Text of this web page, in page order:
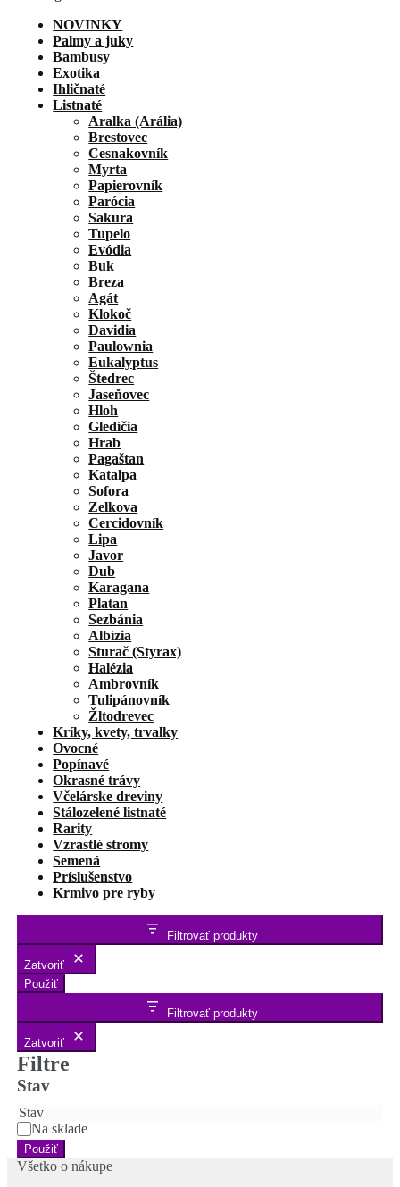
NOVINKY
Palmy a juky
Bambusy
Exotika
Ihličnaté
Listnaté
Aralka (Arália)
Brestovec
Cesnakovník
Myrta
Papierovník
Parócia
Sakura
Tupelo
Evódia
Buk
Breza
Agát
Klokoč
Davidia
Paulownia
Eukalyptus
Štedrec
Jaseňovec
Hloh
Gledíčia
Hrab
Pagaštan
Katalpa
Sofora
Zelkova
Cercidovník
Lipa
Javor
Dub
Karagana
Platan
Sezbánia
Albízia
Sturač (Styrax)
Halézia
Ambrovník
Tulipánovník
Žltodrevec
Kríky, kvety, trvalky
Ovocné
Popínavé
Okrasné trávy
Včelárske dreviny
Stálozelené listnaté
Rarity
Vzrastlé stromy
Semená
Príslušenstvo
Krmivo pre ryby
Filtrovať produkty
Zatvoriť
Použiť
Filtrovať produkty
Zatvoriť
Filtre
Stav
Stav
Na sklade
Použiť
Všetko o nákupe